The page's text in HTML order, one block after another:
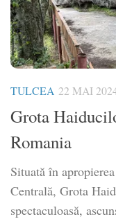
TULCEA 22 MAI
Grota
Romania
Situată în
Centrală, Grota
spectaculoasă,